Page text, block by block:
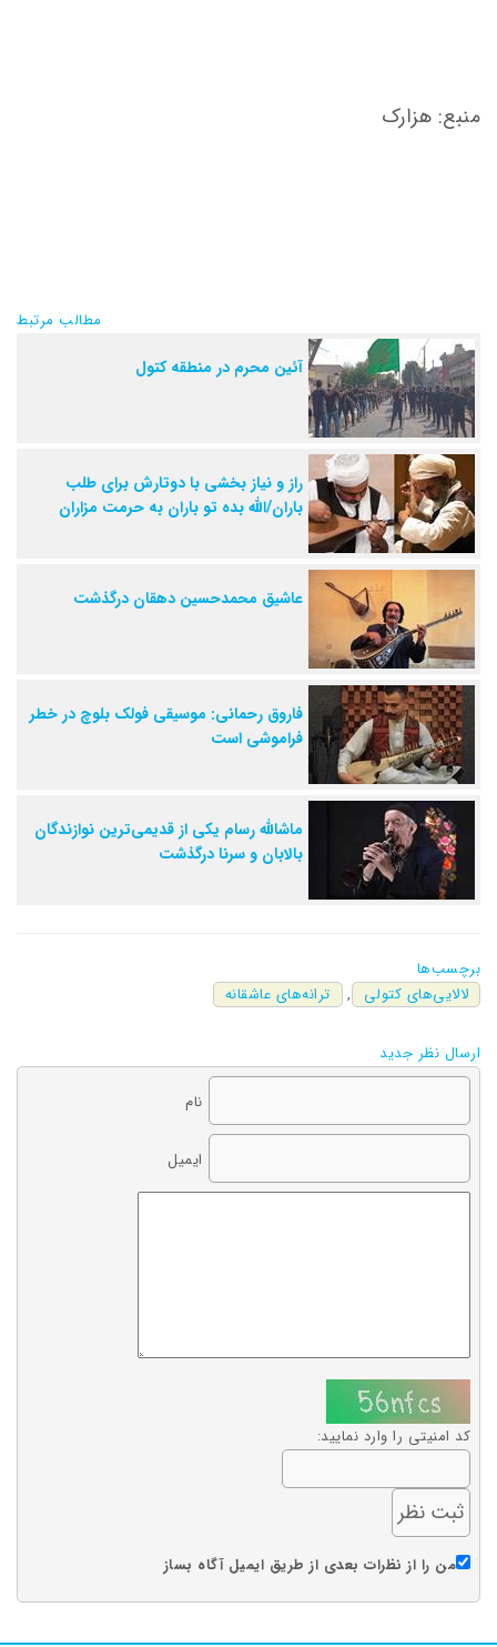
منبع: هزارک
مطالب مرتبط
آئین محرم در منطقه کتول
راز و نیاز بخشی با دوتارش برای طلب
باران/الله بده تو باران به حرمت مزاران
عاشیق محمدحسین دهقان درگذشت
فاروق رحمانی: موسیقی فولک بلوچ در خطر
فراموشی است
ماشالله رسام یکی از قدیمی‌ترین نوازندگان
بالابان و سرنا درگذشت
برچسب‌ها
لالایی‌های کتولی
, ترانه‌های عاشقانه
ارسال نظر جدید
نام
ایمیل
کد امنیتی را وارد نمایید:
من را از نظرات بعدی از طریق ایمیل آگاه بساز